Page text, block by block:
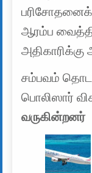
ஆரம்ப
சம்பவம்
பொலிஸார்
வருகின்றனர்